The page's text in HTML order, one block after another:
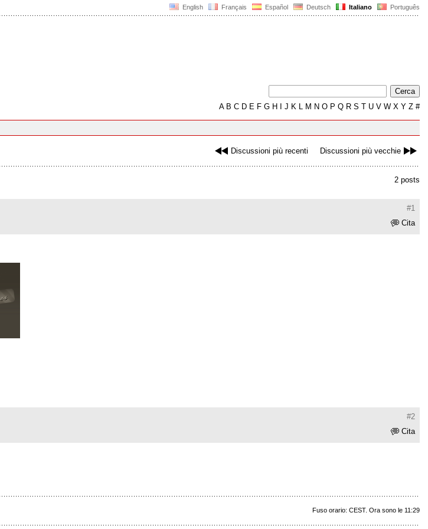
English Français Español Deutsch Italiano Português
AB C D E F G H J K L M N O P Q R S T U V W X Y Z #
Discussioni più recenti Discussioni più vecchie
2 posts
#1
Cita
#2
Cita
Fuso orario: CEST. Ora sono le 11:29